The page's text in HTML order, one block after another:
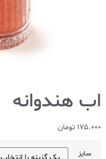
اب هندوانه
175.000 تومان
سایز